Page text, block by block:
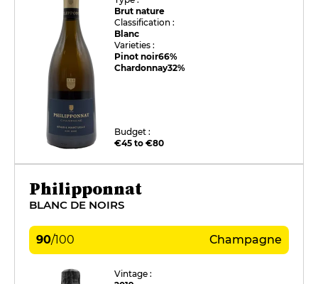
Brut nature
Classification :
Blanc
Varieties :
Pinot noir66%
Chardonnay32%
Budget :
€45 to €80
Philipponnat
BLANC DE NOIRS
90/100 Champagne
Vintage :